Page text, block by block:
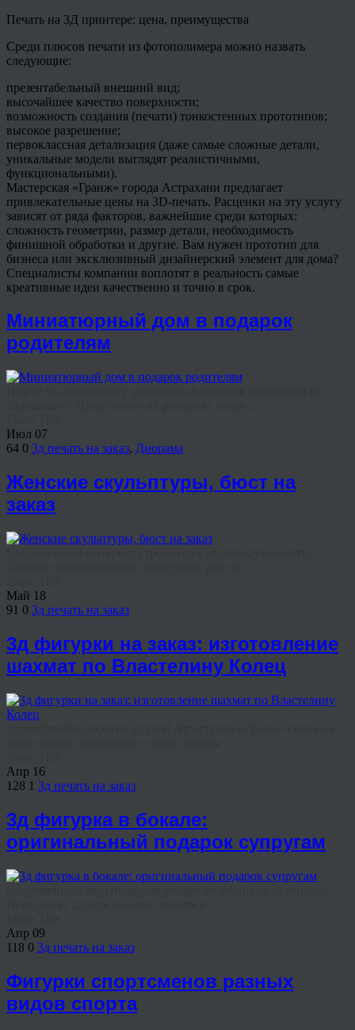
Печать на 3Д принтере: цена, преимущества
Среди плюсов печати из фотополимера можно назвать
следующие:
презентабельный внешний вид;
высочайшее качество поверхности;
возможность создания (печати) тонкостенных прототипов;
высокое разрешение;
первоклассная детализация (даже самые сложные детали,
уникальные модели выглядят реалистичными,
функциональными).
Мастерская «Гранж» города Астрахани предлагает
привлекательные цены на 3D-печать. Расценки на эту услугу
зависят от ряда факторов, важнейшие среди которых:
сложность геометрии, размер детали, необходимость
финишной обработки и другие. Вам нужен прототип для
бизнеса или эксклюзивный дизайнерский элемент для дома?
Специалисты компании воплотят в реальность самые
креативные идеи качественно и точно в срок.
Миниатюрный дом в подарок
родителям
Июл 07
64 0 3д печать на заказ, Диорама
Женские скульптуры, бюст на
заказ
Май 18
91 0 3д печать на заказ
3д фигурки на заказ: изготовление
шахмат по Властелину Колец
Апр 16
128 1 3д печать на заказ
3д фигурка в бокале:
оригинальный подарок супругам
Апр 09
118 0 3д печать на заказ
Фигурки спортсменов разных
видов спорта